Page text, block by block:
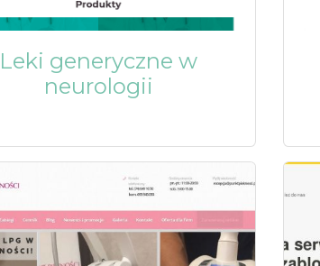
Leki generyczne w
neurologii